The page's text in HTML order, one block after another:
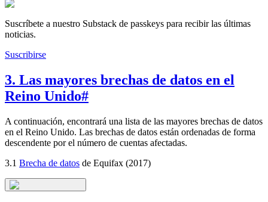
Suscríbete a nuestro Substack de passkeys para recibir las últimas
noticias.
Suscribirse
3. Las mayores brechas de datos en el
Reino Unido#
A continuación, encontrará una lista de las mayores brechas de datos
en el Reino Unido. Las brechas de datos están ordenadas de forma
descendente por el número de cuentas afectadas.
3.1 Brecha de datos de Equifax (2017)